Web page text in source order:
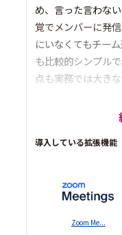
め、言った言わな
覚でメンバーに発
にいなくてもチー
も比較的シンプル
点も実務では大き
導入している拡張機能
Zoom Me...